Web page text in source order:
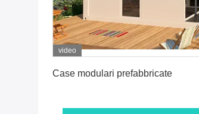
video
Case modulari prefabbricate